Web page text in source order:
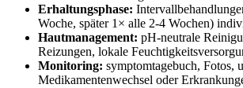
Erhaltungsphase:
Woche, ​später 1×⁣ alle 2-4 Wochen)
Hautmanagement: ⁣pH-neutrale
Reizungen, lokale
Monitoring: symptomtagebuch, Fotos,
Medikamentenwechsel oder